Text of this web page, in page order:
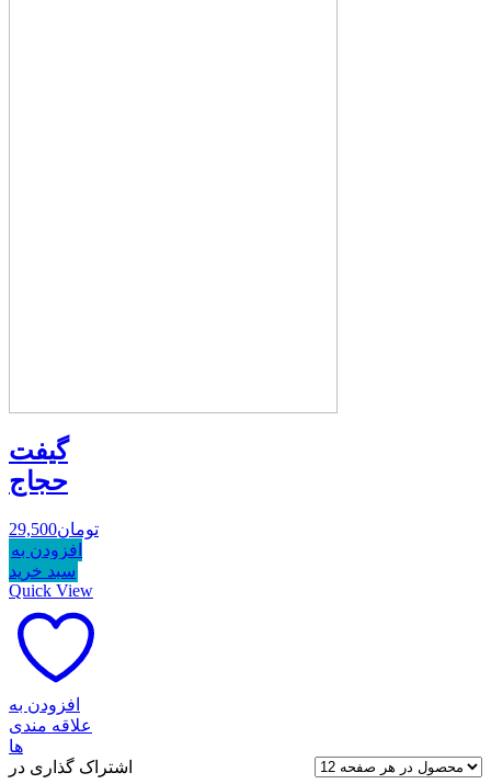
گیفت
حجاج
تومان29,500
افزودن به
سبد خرید
Quick View
افزودن به
علاقه مندی
ها
اشتراک گذاری در